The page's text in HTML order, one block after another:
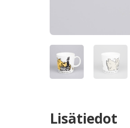
Lisätiedot